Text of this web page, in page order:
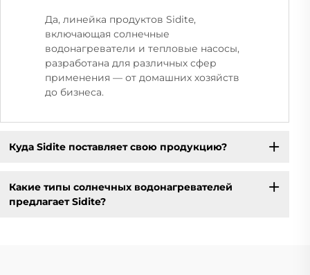
Да, линейка продуктов Sidite,
включающая солнечные
водонагреватели и тепловые насосы,
разработана для различных сфер
применения — от домашних хозяйств
до бизнеса.
Куда Sidite поставляет свою продукцию?
Какие типы солнечных водонагревателей
предлагает Sidite?